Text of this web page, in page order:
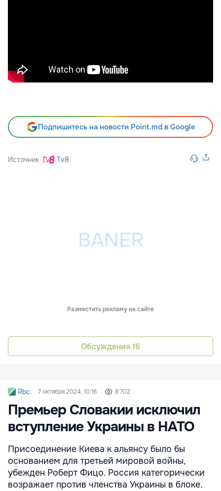
Подпишитесь на новости Point.md в Google
Источник Tv8
Разместить рекламу на сайте
Обсуждения 16
Rbc 7 октября 2024, 10:16 8 702
Премьер Словакии исключил
вступление Украины в НАТО
Присоединение Киева к альянсу было бы
основанием для третьей мировой войны,
убежден Роберт Фицо. Россия категорически
возражает против членства Украины в блоке.